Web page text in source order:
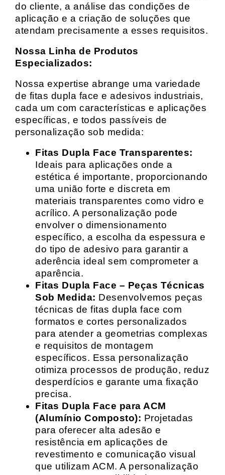
do cliente, a análise das condições de
aplicação e a criação de soluções que
atendam precisamente a esses requisitos.
Nossa Linha de Produtos
Especializados:
Nossa expertise abrange uma variedade
de fitas dupla face e adesivos industriais,
cada um com características e aplicações
específicas, e todos passíveis de
personalização sob medida:
Fitas Dupla Face Transparentes:
Ideais para aplicações onde a
estética é importante, proporcionando
uma união forte e discreta em
materiais transparentes como vidro e
acrílico. A personalização pode
envolver o dimensionamento
específico, a escolha da espessura e
do tipo de adesivo para garantir a
aderência ideal sem comprometer a
aparência.
Fitas Dupla Face – Peças Técnicas
Sob Medida: Desenvolvemos peças
técnicas de fitas dupla face com
formatos e cortes personalizados
para atender a geometrias complexas
e requisitos de montagem
específicos. Essa personalização
otimiza processos de produção, reduz
desperdícios e garante uma fixação
precisa.
Fitas Dupla Face para ACM
(Alumínio Composto): Projetadas
para oferecer alta adesão e
resistência em aplicações de
revestimento e comunicação visual
que utilizam ACM. A personalização